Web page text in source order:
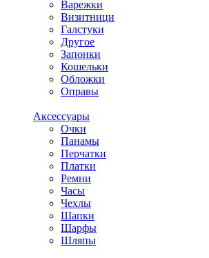
Варежки
Визитници
Галстуки
Другое
Запонки
Кошельки
Обложки
Оправы
Аксессуары
Очки
Панамы
Перчатки
Платки
Ремни
Часы
Чехлы
Шапки
Шарфы
Шляпы